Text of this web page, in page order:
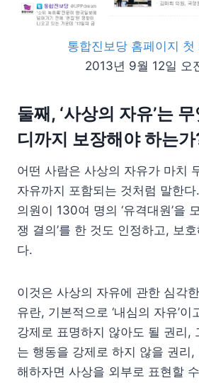
통합진보당 홈페이지 첫
2013년 9월 12일 오
둘째, ‘사상의 자유’는
디까지 보장해야 하는가
어떤 사람은 사상의 자유가 마치
자유까지 포함되는 것처럼 말한
의원이 130여 명의 ‘유격대원’을
쟁 결의’를 한 것도 인정하고, 보
다.
이것은 사상의 자유에 관한 심각
유란, 기본적으로 ‘내심의 자유’
강제로 표명하지 않아도 될 권리,
는 행동을 강제로 하지 않을 권리,
해하자면 사상을 외부로 표현할